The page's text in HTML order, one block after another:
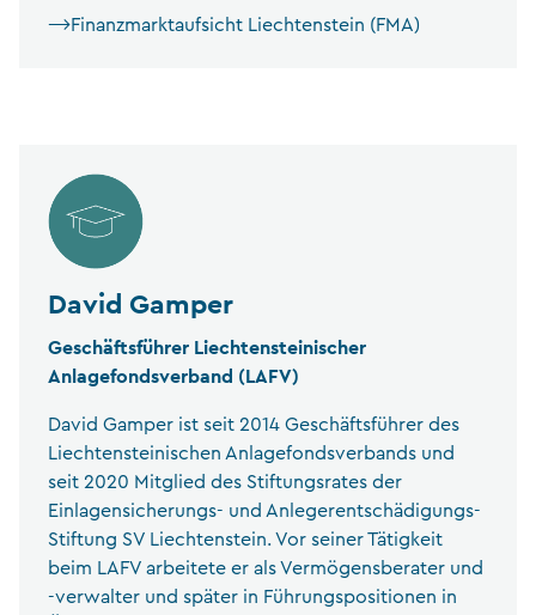
Finanzmarktaufsicht Liechtenstein (FMA)
David Gamper
Geschäftsführer Liechtensteinischer
Anlagefondsverband (LAFV)
David Gamper ist seit 2014 Geschäftsführer des
Liechtensteinischen Anlagefondsverbands und
seit 2020 Mitglied des Stiftungsrates der
Einlagensicherungs- und Anlegerentschädigungs-
Stiftung SV Liechtenstein. Vor seiner Tätigkeit
beim LAFV arbeitete er als Vermögensberater und
-verwalter und später in Führungspositionen in